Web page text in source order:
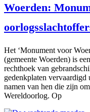
Woerden:
Het ‘Monument voor
(gemeente Woerden) is
rechthoek van
gedenkplaten vervaardigd
namen van hen die zijn
Wereldoorlog. Op